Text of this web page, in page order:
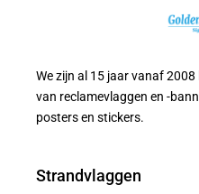
We zijn al 15 jaar vanaf
van reclamevlaggen en -
posters en stickers.
Strandvlaggen